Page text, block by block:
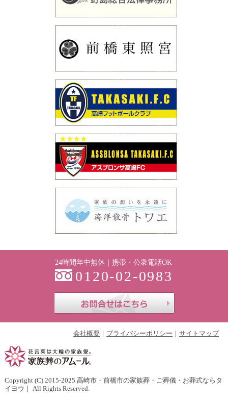
24時間年中無休｜携帯・公衆電話OK
0120-02-0983
会社概要 プライバシーポリシー サイトマップ
Copyright (C) 2015-2025 高崎市・前橋市の家族葬・ご葬儀・お葬式ならタ
イヨウ ｜ All Rights Reserved.